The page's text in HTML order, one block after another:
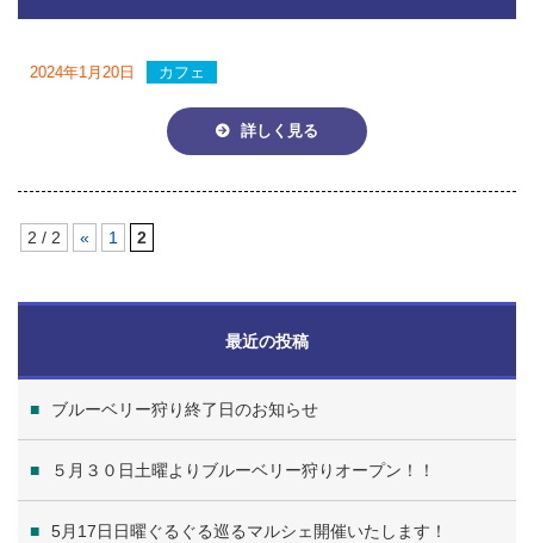
2024年1月20日 カフェ
詳しく見る
2 / 2 « 1 2
最近の投稿
ブルーベリー狩り終了日のお知らせ
５月３０日土曜よりブルーベリー狩りオープン！！
5月17日日曜ぐるぐる巡るマルシェ開催いたします！